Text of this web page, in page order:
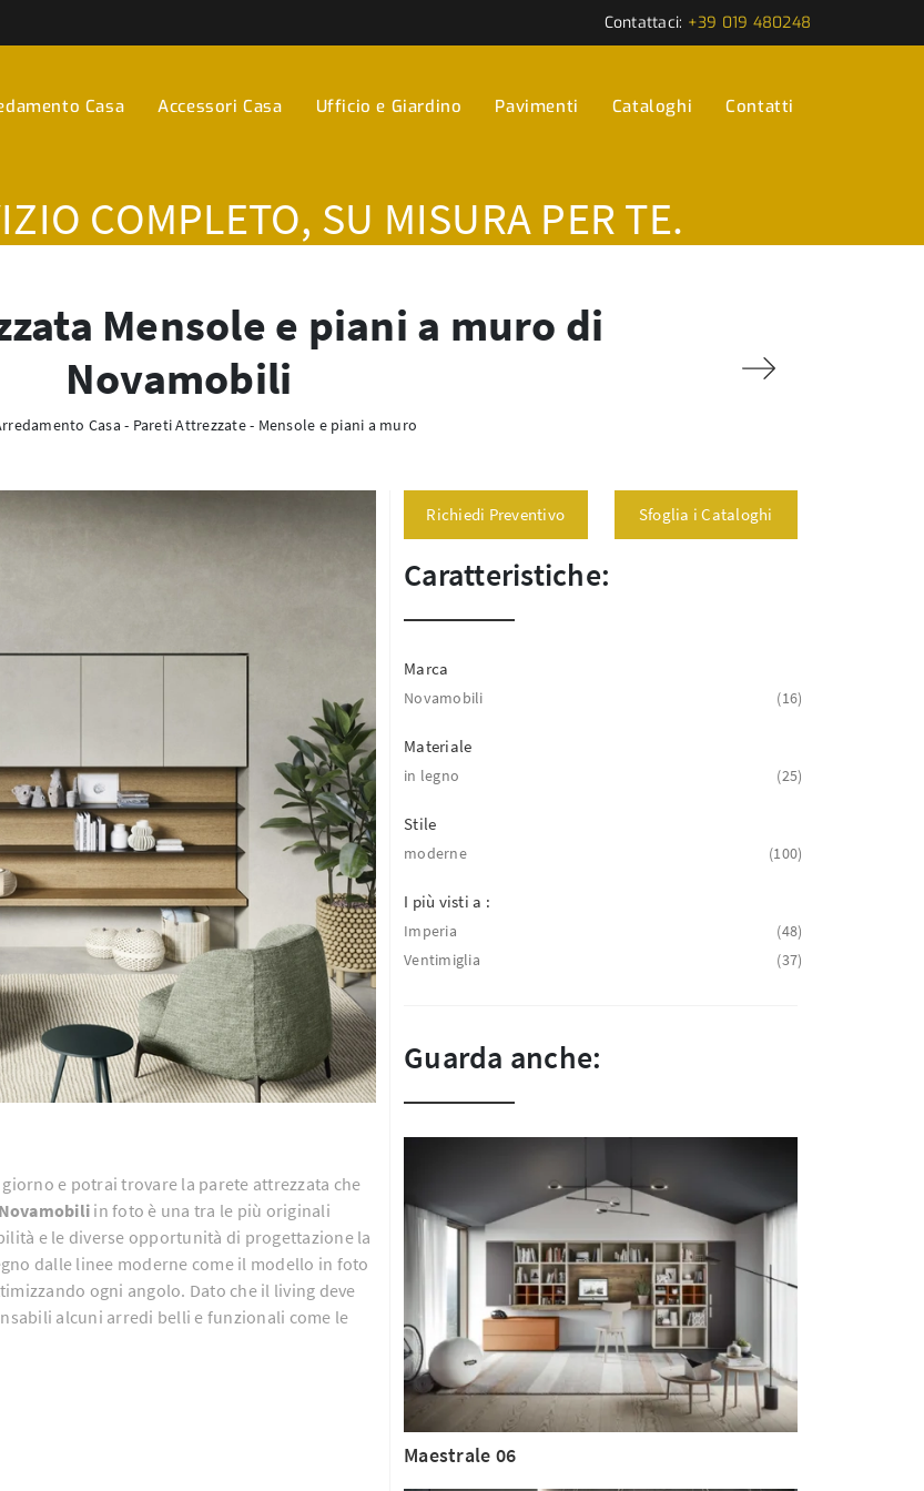
Contattaci: +39 019 480248
Casa Accessori Casa Ufficio e Giardino Pavimenti Cataloghi Contatti
COMPLETO, SU MISURA PER TE.
Mensole e piani a muro di
Novamobili
Casa - Pareti Attrezzate- Mensole e piani a muro
e potrai trovare la parete attrezzata che
in foto è una tra le più originali
e le diverse opportunità di progettazione la
dalle linee moderne come il modello in foto
ogni angolo. Dato che il living deve
alcuni arredi belli e funzionali come le
Richiedi Preventivo Sfoglia i Cataloghi
Caratteristiche:
Marca
Novamobili 16
Materiale
in legno 25
Stile
moderne 100
I più visti a :
Imperia
48
Ventimiglia
37
Guarda anche:
Maestrale 06